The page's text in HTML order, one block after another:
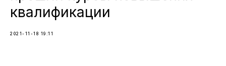
квалификации
2021-11-18 19:11